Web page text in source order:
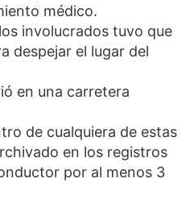
médico.
involucrados tuvo que
despejar el lugar del
en una carretera
de cualquiera de estas
en los registros
por al menos 3